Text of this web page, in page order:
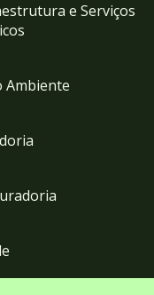
e Serviços
Ambiente